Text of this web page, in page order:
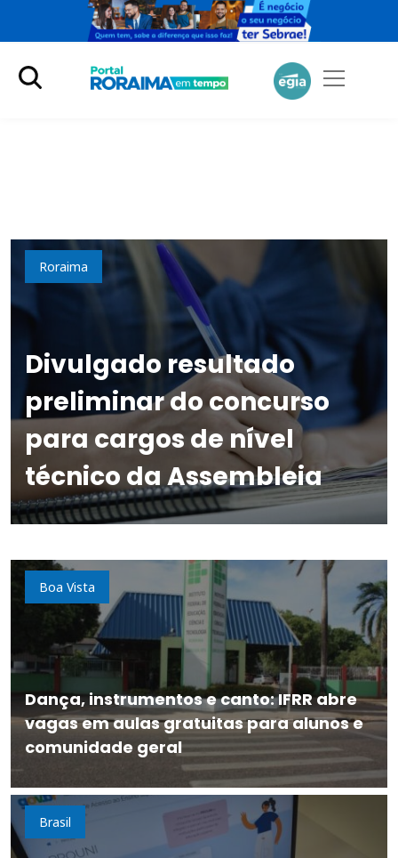
Roraima
Divulgado resultado
preliminar do concurso
para cargos de nível
técnico da Assembleia
Boa Vista
Dança, instrumentos e canto: IFRR abre
vagas em aulas gratuitas para alunos e
comunidade geral
Brasil